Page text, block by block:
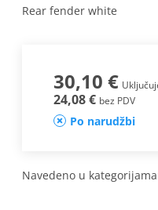
Rear fender white
30,10 €
24,08 € bez PDV
Po narudžbi
Navedeno u